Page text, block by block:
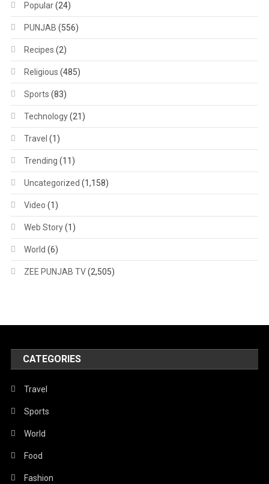
Popular(24)
PUNJAB (556)
Recipes (2)
Religious (485)
Sports (83)
Technology(21)
Travel (1)
Trending (11)
Uncategorized (1,158)
Video (1)
Web Story(1)
World (6)
ZEE PUNJAB TV(2,505)
CATEGORIES
Travel
Sports
World
Food
Fashion